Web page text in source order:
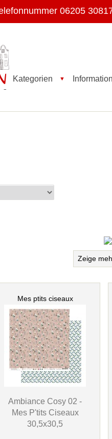
06205
Kategorien ▼ Information
Zeige
Mes ptits ciseaux
Ambiance Cosy 02 -
Mes P'tits Ciseaux
30,5x30,5